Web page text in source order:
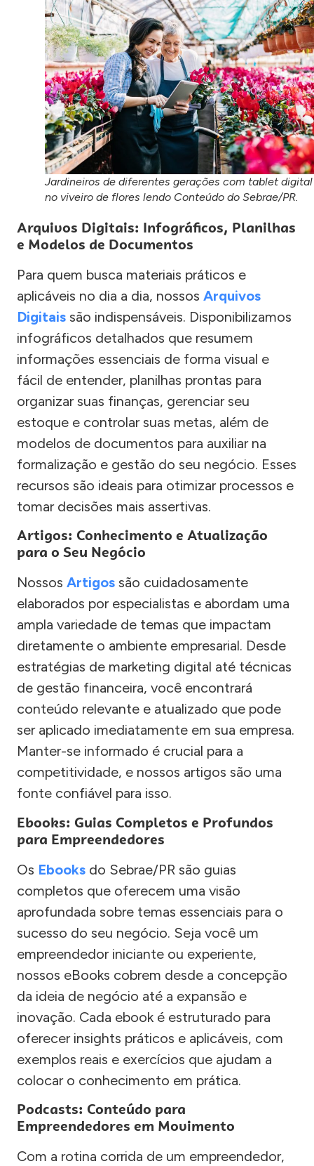
Jardineiros de diferentes gerações com tablet digital
no viveiro de flores lendo Conteúdo do Sebrae/PR.
Arquivos Digitais: Infográficos, Planilhas
e Modelos de Documentos
Para quem busca materiais práticos e
aplicáveis no dia a dia, nossos Arquivos
Digitais são indispensáveis. Disponibilizamos
infográficos detalhados que resumem
informações essenciais de forma visual e
fácil de entender, planilhas prontas para
organizar suas finanças, gerenciar seu
estoque e controlar suas metas, além de
modelos de documentos para auxiliar na
formalização e gestão do seu negócio. Esses
recursos são ideais para otimizar processos e
tomar decisões mais assertivas.
Artigos: Conhecimento e Atualização
para o Seu Negócio
Nossos Artigos são cuidadosamente
elaborados por especialistas e abordam uma
ampla variedade de temas que impactam
diretamente o ambiente empresarial. Desde
estratégias de marketing digital até técnicas
de gestão financeira, você encontrará
conteúdo relevante e atualizado que pode
ser aplicado imediatamente em sua empresa.
Manter-se informado é crucial para a
competitividade, e nossos artigos são uma
fonte confiável para isso.
Ebooks: Guias Completos e Profundos
para Empreendedores
Os Ebooks do Sebrae/PR são guias
completos que oferecem uma visão
aprofundada sobre temas essenciais para o
sucesso do seu negócio. Seja você um
empreendedor iniciante ou experiente,
nossos eBooks cobrem desde a concepção
da ideia de negócio até a expansão e
inovação. Cada ebook é estruturado para
oferecer insights práticos e aplicáveis, com
exemplos reais e exercícios que ajudam a
colocar o conhecimento em prática.
Podcasts: Conteúdo para
Empreendedores em Movimento
Com a rotina corrida de um empreendedor,